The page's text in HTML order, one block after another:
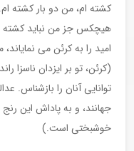
کشته ام، من دو بار
هیچکس جز من نباید کشته
امید را به کرئن می
(کرئن، تو بر ایزدان ناسزا
توانایی آنان را بازشناس.
جهانند، و به پاداش این
خوشبختی است.)